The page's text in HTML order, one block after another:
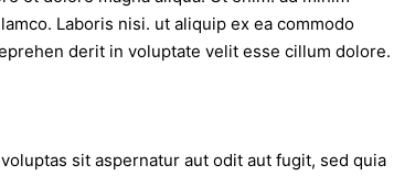
Laboris nisi. ut aliquip ex ea commodo
derit in voluptate velit esse cillum dolore.
sit aspernatur aut odit aut fugit, sed quia